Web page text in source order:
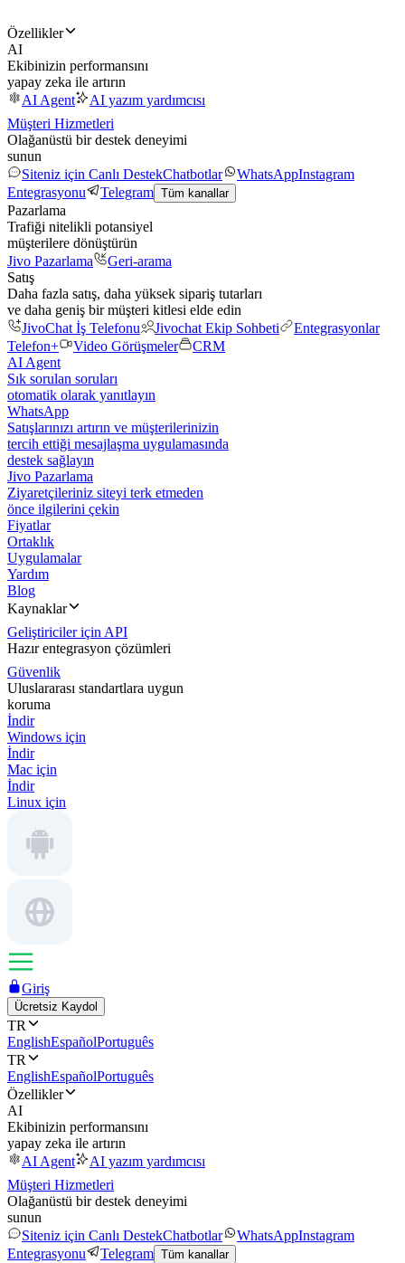
Özellikler
AI
Ekibinizin performansını
yapay zeka ile artırın
AI Agent
AI yazım yardımcısı
Müşteri Hizmetleri
Olağanüstü bir destek deneyimi
sunun
Siteniz için Canlı DestekChatbotlar WhatsAppInstagram
Entegrasyonu
Telegram Tüm kanallar
Pazarlama
Trafiği nitelikli potansiyel
müşterilere dönüştürün
Jivo Pazarlama
Geri-arama
Satış
Daha fazla satış, daha yüksek sipariş tutarları
ve daha geniş bir müşteri kitlesi elde edin
JivoChat İş Telefonu
Jivochat Ekip Sohbeti
Entegrasyonlar
Telefon+
Video Görüşmeler
CRM
AI Agent
Sık sorulan soruları
otomatik olarak yanıtlayın
WhatsApp
Satışlarınızı artırın ve müşterilerinizin
tercih ettiği mesajlaşma uygulamasında
destek sağlayın
Jivo Pazarlama
Ziyaretçileriniz siteyi terk etmeden
önce ilgilerini çekin
Fiyatlar
Ortaklık
Uygulamalar
Yardım
Blog
Kaynaklar
Geliştiriciler için API
Hazır entegrasyon çözümleri
Güvenlik
Uluslararası standartlara uygun
koruma
İndir
Windows için
İndir
Mac için
İndir
Linux için
Giriş
Ücretsiz Kaydol
TR
EnglishEspañolPortuguês
TR
EnglishEspañolPortuguês
Özellikler
AI
Ekibinizin performansını
yapay zeka ile artırın
AI Agent
AI yazım yardımcısı
Müşteri Hizmetleri
Olağanüstü bir destek deneyimi
sunun
Siteniz için Canlı DestekChatbotlar WhatsAppInstagram
Entegrasyonu
Telegram Tüm kanallar